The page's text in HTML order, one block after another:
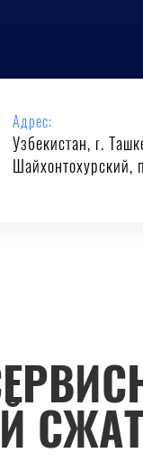
Адрес:
Узбекистан, г.
Шайхонтохурский,